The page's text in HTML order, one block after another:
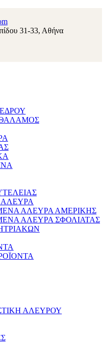
31-33, Αθήνα
ΘΑΛΑΜΟΣ
ΑΛΕΥΡΑ ΑΜΕΡΙΚΗΣ
ΑΛΕΥΡΑ ΣΦΟΛΙΑΤΑΣ
ΑΛΕΥΡΟΥ